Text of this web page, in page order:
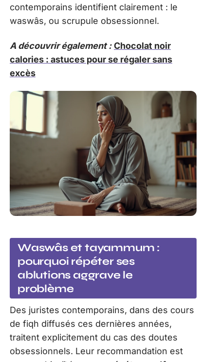
contemporains identifient clairement : le
waswâs, ou scrupule obsessionnel.
A découvrir également : Chocolat noir
calories : astuces pour se régaler sans
excès
Waswâs et tayammum :
pourquoi répéter ses
ablutions aggrave le
problème
Des juristes contemporains, dans des cours
de fiqh diffusés ces dernières années,
traitent explicitement du cas des doutes
obsessionnels. Leur recommandation est